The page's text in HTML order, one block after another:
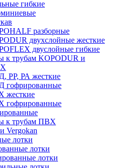
гибкие
разборные
двухслойные жесткие
двуслойные гибкие
к трубам KOPODUR и
РР, РА жесткие
гофрированные
жесткие
гофрированные
к трубам ПВХ
Vergokan
лотки
лотки
лотки